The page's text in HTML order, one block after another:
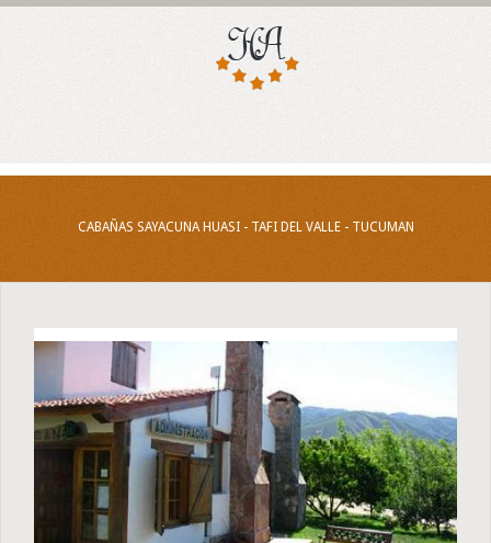
CABAÑAS SAYACUNA HUASI - TAFI DEL VALLE - TUCUMAN